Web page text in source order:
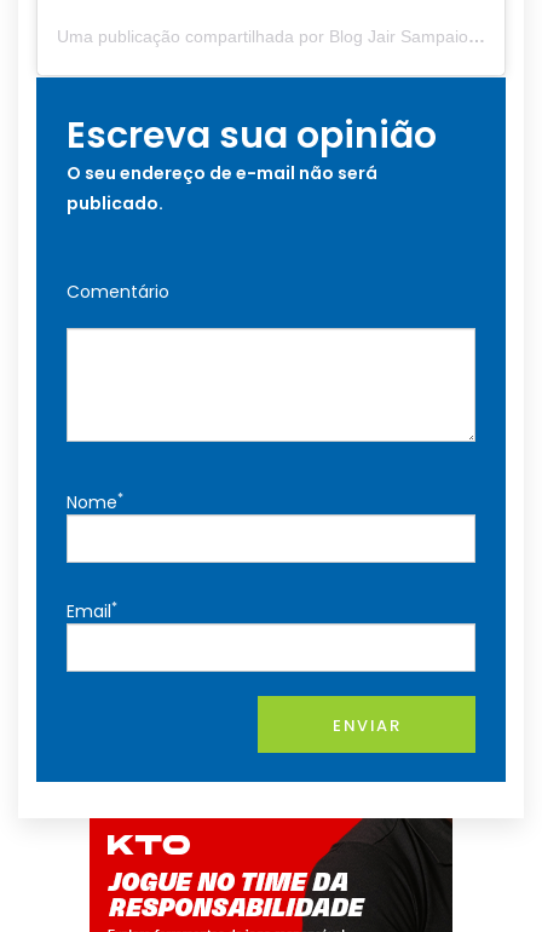
Uma publicação compartilhada por Blog Jair Sampaio (@blogjairsampaio_)
Escreva sua opinião
O seu endereço de e-mail não será
publicado.
Comentário
Nome*
Email*
ENVIAR